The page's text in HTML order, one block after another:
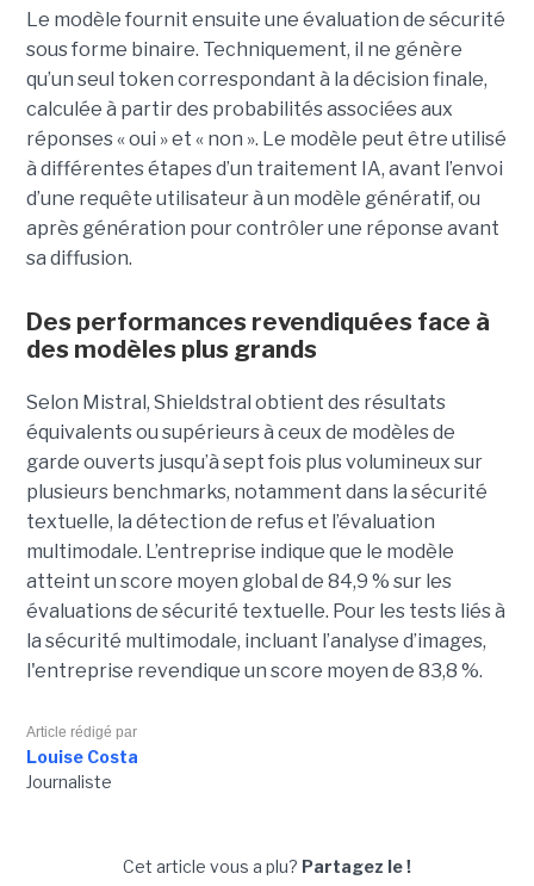
Le modèle fournit ensuite une évaluation de sécurité
sous forme binaire. Techniquement, il ne génère
qu’un seul token correspondant à la décision finale,
calculée à partir des probabilités associées aux
réponses « oui » et « non ». Le modèle peut être utilisé
à différentes étapes d’un traitement IA, avant l’envoi
d’une requête utilisateur à un modèle génératif, ou
après génération pour contrôler une réponse avant
sa diffusion.
Des performances revendiquées face à
des modèles plus grands
Selon Mistral, Shieldstral obtient des résultats
équivalents ou supérieurs à ceux de modèles de
garde ouverts jusqu’à sept fois plus volumineux sur
plusieurs benchmarks, notamment dans la sécurité
textuelle, la détection de refus et l’évaluation
multimodale. L’entreprise indique que le modèle
atteint un score moyen global de 84,9 % sur les
évaluations de sécurité textuelle. Pour les tests liés à
la sécurité multimodale, incluant l’analyse d’images,
l'entreprise revendique un score moyen de 83,8 %.
Article rédigé par
Louise Costa
Journaliste
Cet article vous a plu? Partagez le !